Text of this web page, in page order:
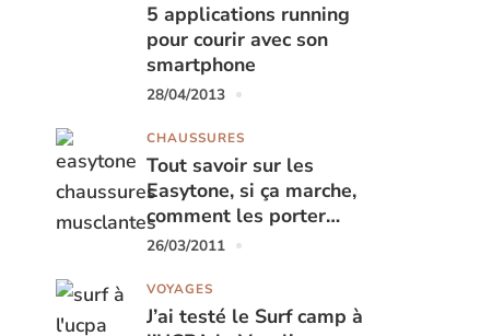
5 applications running
pour courir avec son
smartphone
28/04/2013
CHAUSSURES
Tout savoir sur les
Easytone, si ça marche,
comment les porter…
26/03/2011
VOYAGES
J’ai testé le Surf camp à